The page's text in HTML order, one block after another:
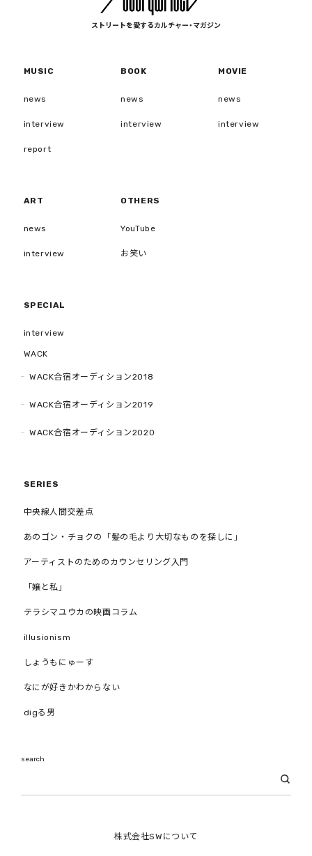
株式会社SWについて
ストリートを愛するカルチャー・マガジン
MUSIC
news
interview
report
BOOK
news
interview
MOVIE
news
interview
ART
news
interview
OTHERS
YouTube
お笑い
SPECIAL
interview
WACK
WACK合宿オーディション2018
WACK合宿オーディション2019
WACK合宿オーディション2020
SERIES
中央線人間交差点
あのゴン・チョクの「髪の毛より大切なものを探しに」
アーティストのためのカウンセリング入門
「嬢と私」
テラシマユウカの映画コラム
illusionism
しょうもにゅーす
なにが好きかわからない
digる男
search